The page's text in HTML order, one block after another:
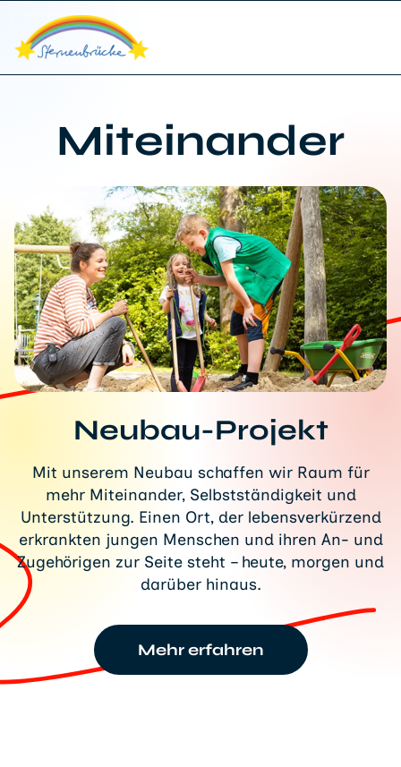
Miteinander
Neubau-Projekt
Mit unserem Neubau schaffen wir Raum für
mehr Miteinander, Selbstständigkeit und
Unterstützung. Einen Ort, der lebensverkürzend
erkrankten jungen Menschen und ihren An- und
Zugehörigen zur Seite steht – heute, morgen und
darüber hinaus.
Mehr erfahren